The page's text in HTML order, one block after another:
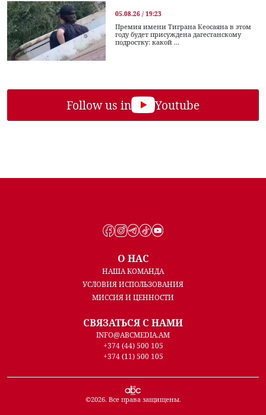
05.08.26 / 19:23
Премия имени Тиграна Кеосаяна в этом
году будет присуждена дагестанскому
подростку: какой ...
Follow us in Youtube
О НАС
НАША КОМАНДА
УСЛОВИЯ ИСПОЛЬЗОВАНИЯ
МИССИЯ И ЦЕННОСТИ
СВЯЗАТЬСЯ С НАМИ
INFO@ABCMEDIA.AM
+374 (44) 500 105
+374 (11) 500 105
©2026. Все права защищены.